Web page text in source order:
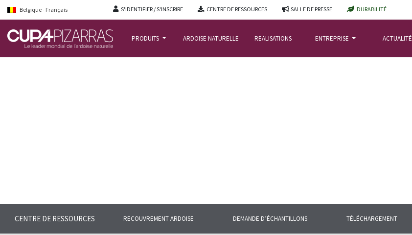
Belgique - Français S'IDENTIFIER / S'INSCRIRE CENTRE DE RESSOURCES SALLE DE PRESSE DURABILITÉ
PRODUITS ARDOISE NATURELLE REALISATIONS ENTREPRISE ACTUALITÉ
CENTRE DE RESSOURCES RECOUVREMENT ARDOISE DEMANDE D’ÉCHANTILLONS TÉLÉCHARGEMENT